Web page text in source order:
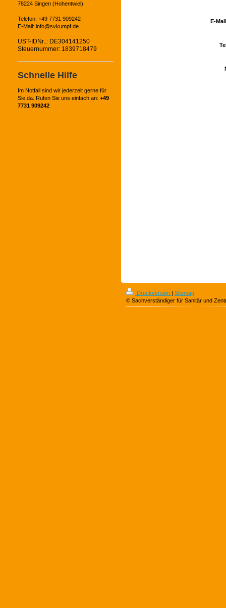
E-
78224 Singen (Hohentwiel)
Telefon: +49 7731 909242
E-Mail: info@svkumpf.de
UST-IDNr..: DE304141250
Steuernummer: 1839718479
Schnelle Hilfe
Im Notfall sind wir jederzeit gerne für
Sie da. Rufen Sie uns einfach an: +49
7731 909242
Druckversion | Sitemap
© Sachverständiger für Sanitär und